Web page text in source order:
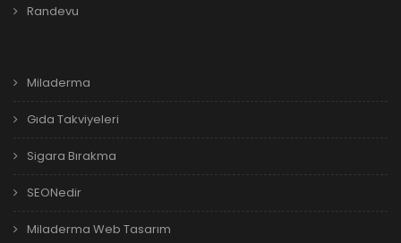
Randevu
Miladerma
Gıda Takviyeleri
Sigara Bırakma
SEONedir
Miladerma Web Tasarım